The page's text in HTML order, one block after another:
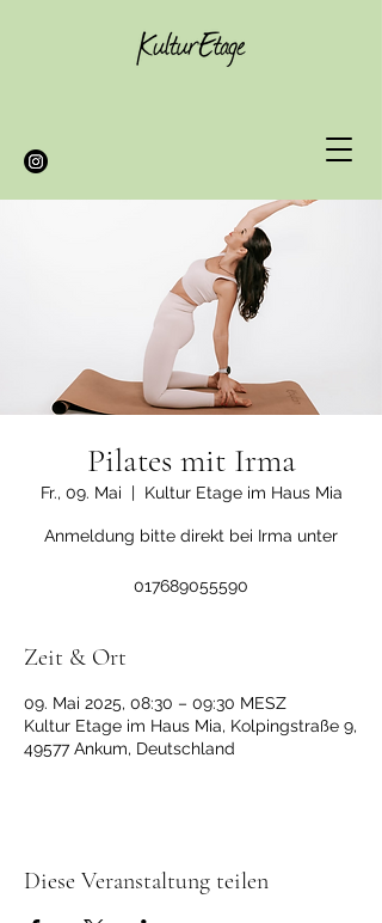
Pilates mit Irma
Fr., 09. Mai
  |
Kultur Etage im Haus Mia
Anmeldung bitte direkt bei Irma unter
017689055590
Zeit & Ort
09. Mai 2025, 08:30 – 09:30 MESZ
Kultur Etage im Haus Mia, Kolpingstraße 9,
49577 Ankum, Deutschland
Diese Veranstaltung teilen